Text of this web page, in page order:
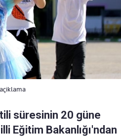
süresinin 20 güne
Eğitim Bakanlığı'ndan